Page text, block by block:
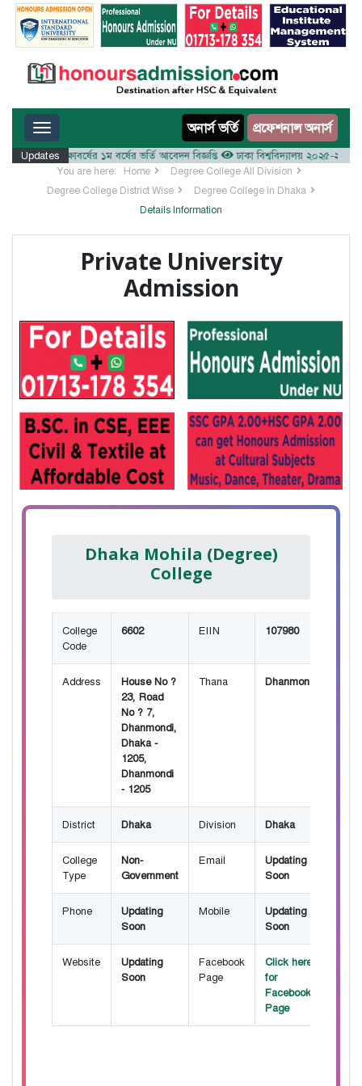
Toggle navigation অনার্স ভর্তি প্রফেশনাল অনার্স
Updates
২০২৫-২৬ শিক্ষাবর্ষের ১ম বর্ষের ভর্তি আবেদন বিজ্ঞপ্তি ঢাকা বিশ্ববিদ্যালয় ২০২৫-২৬
You are here: Home
Degree College All Division
Degree College District Wise
Degree College in Dhaka
Details Information
Private University
Admission
Dhaka Mohila (Degree)
College
College
Code
6602 EIIN 107980
Address
House No ?
23, Road
No ? 7,
Dhanmondi,
Dhaka -
1205,
Dhanmondi
- 1205
Thana Dhanmondi
District Dhaka Division Dhaka
College
Type
Non-
Government
Email
Updating
Soon
Phone
Updating
Soon
Mobile
Updating
Soon
Website
Updating
Soon
Facebook
Page
Click here
for
Facebook
Page